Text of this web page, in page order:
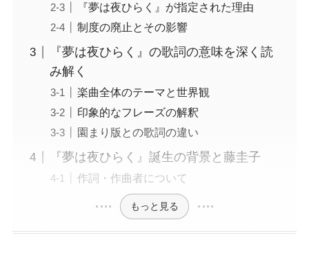
『夢は夜ひらく』が指定された理由
制度の廃止とその影響
『夢は夜ひらく』の歌詞の意味を深く読
み解く
楽曲全体のテーマと世界観
印象的なフレーズの解釈
園まり版との歌詞の違い
『夢は夜ひらく』誕生の背景と藤圭子
作詞・作曲者について
もっと見る